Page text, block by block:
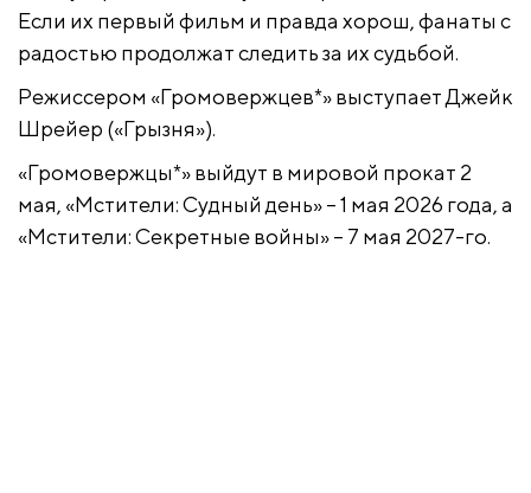
Если их первый фильм и правда хорош, фанаты с
радостью продолжат следить за их судьбой.
Режиссером «Громовержцев*» выступает Джейк
Шрейер («Грызня»).
«Громовержцы*» выйдут в мировой прокат 2
мая, «Мстители: Судный день» – 1 мая 2026 года, а
«Мстители: Секретные войны» – 7 мая 2027-го.